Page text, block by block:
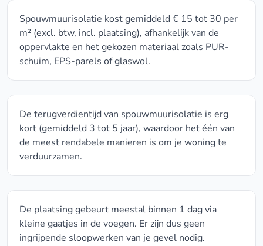
Spouwmuurisolatie kost gemiddeld € 15 tot 30 per
m² (excl. btw, incl. plaatsing), afhankelijk van de
oppervlakte en het gekozen materiaal zoals PUR-
schuim, EPS-parels of glaswol.
De terugverdientijd van spouwmuurisolatie is erg
kort (gemiddeld 3 tot 5 jaar), waardoor het één van
de meest rendabele manieren is om je woning te
verduurzamen.
De plaatsing gebeurt meestal binnen 1 dag via
kleine gaatjes in de voegen. Er zijn dus geen
ingrijpende sloopwerken van je gevel nodig.